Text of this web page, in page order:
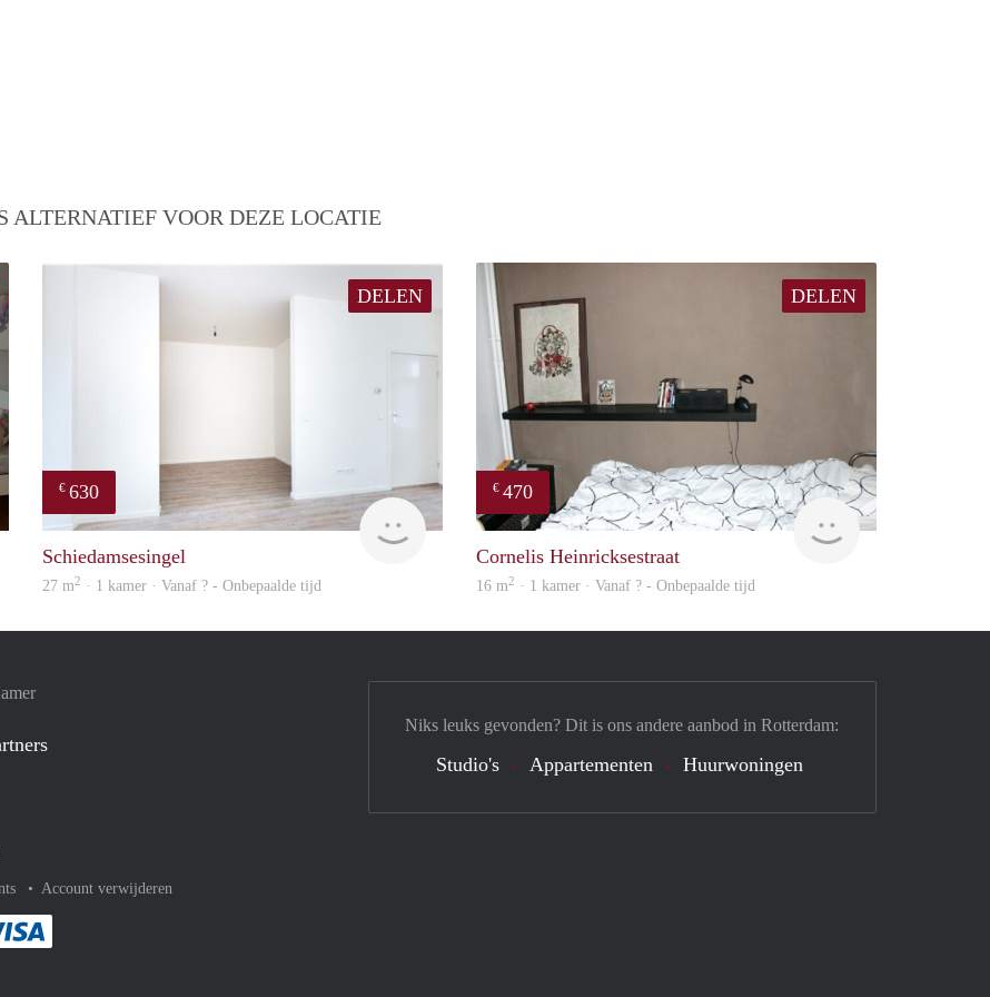
ALTERNATIEF VOOR DEZE LOCATIE
DELEN
€ 630
finder
Schiedamsesingel
27 m2 · 1 kamer · Vanaf ? - Onbepaalde tijd
DELEN
€ 470
Woning
Cornelis Heinricksestraat
16 m2 · 1 kamer · Vanaf ? - Onbepaalde tijd
Account verwijderen
Paypalaf met Mastercard
gemakkelijk af met Meastro
Niks leuks gevonden? Dit is ons andere aanbod in Rotterdam:
Studio's Appartementen Huurwoningen